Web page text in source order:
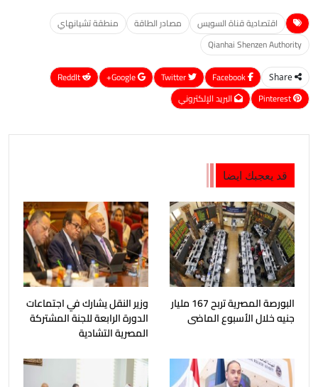
اقتصادية قناة السويس مصادر الطاقة
منطقة تشيانهاي
Qianhai Shenzen Authority
Share
Google+
ReddIt
Pinterest
البريد الإلكتروني
قد يعجبك ايضا
البورصة المصرية تربح 167 مليار
جنيه خلال الأسبوع الماضى
وزير النقل يشارك في اجتماعات
الدورة الرابعة للجنة المشتركة
المصرية التشادية